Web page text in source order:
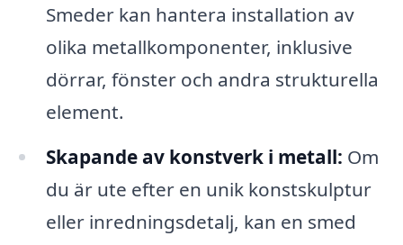
Smeder kan hantera installation av
olika metallkomponenter, inklusive
dörrar, fönster och andra strukturella
element.
Skapande av konstverk i metall: Om
du är ute efter en unik konstskulptur
eller inredningsdetalj, kan en smed